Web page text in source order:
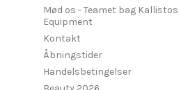
Mød os - Teamet bag Kallistos
Equipment
Kontakt
Åbningstider
Handelsbetingelser